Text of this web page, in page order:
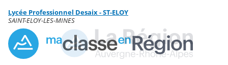
Menu de la rubrique
Contenu
Lycée Professionnel Desaix - ST-ELOY
SAINT-ELOY-LES-MINES